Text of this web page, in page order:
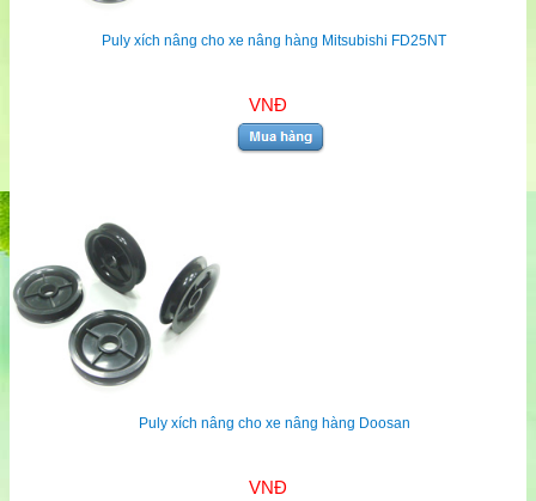
Puly xích nâng cho xe nâng hàng Mitsubishi FD25NT
VNĐ
Puly xích nâng cho xe nâng hàng Doosan
VNĐ